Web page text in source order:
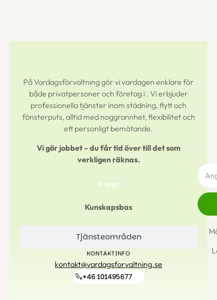
På Vardagsförvaltning gör vi vardagen enklare för
både privatpersoner och företag i . Vi erbjuder
professionella tjänster inom städning, flytt och
fönsterputs, alltid med noggrannhet, flexibilitet och
ett personligt bemötande.
Vi gör jobbet – du får tid över till det som
verkligen räknas.
Press
Tjänsteområden
Kunskapsbas
KONTAKTINFO
kontakt@vardagsforvaltning.se
+46 101495677